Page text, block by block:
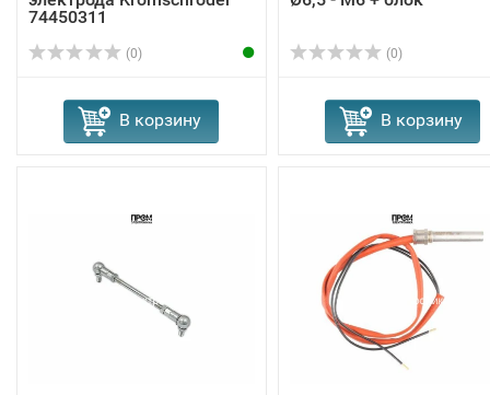
74450311
(0)
В корзину
(0)
В корзину